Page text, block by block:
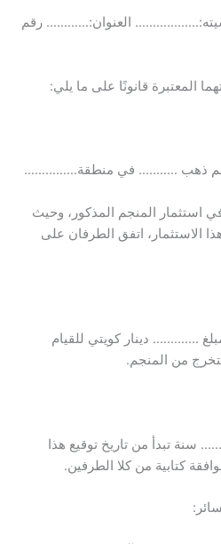
العنوان:………… رقم
المعتبرة قانونًا على ما يلي:
منجم ذهب ……….. في منطقة……………
استثمار المنجم المذكور، وحيث
الاستثمار، اتفق الطرفان على
…………. دينار كويتي للقيام
من المنجم.
سنة تبدأ من تاريخ توقيع هذا
كتابية من كلا الطرفين.